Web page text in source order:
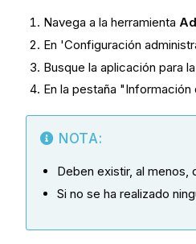
Navega a la herramienta
En 'Configuración
Busque la aplicación para
En la pestaña
NOTA:
Deben existir, al
Si no se ha realizado